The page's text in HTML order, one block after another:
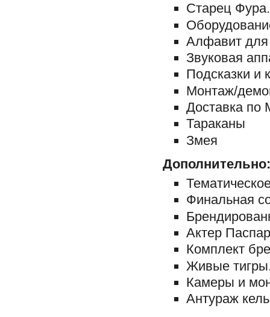
Старец Фура.
Алфавит
Звуковая
Подсказки и
Монтаж/
Доставка по
Тараканы
Змея
Дополнительно:
Финальная
Актер
Комплект
Живые
Камеры и
Антураж